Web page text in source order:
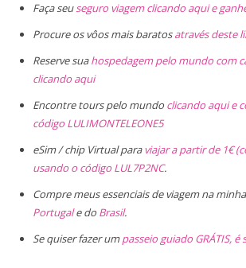
Faça seuseguro viagem clicando aqui e
Procure os vôos mais baratosatravés deste
Reserve suahospedagem pelo mundo com
clicando aqui
Encontre tours pelo mundo clicando aqui e
código LULIMONTELEONE5
eSim / chip Virtual paraviajar a partir de 1€
usando o código LUL7P2NC.
Compre meus essenciais de viagem na
Portugale do Brasil.
Se quiser fazer umpasseio guiado GRÁTIS, é